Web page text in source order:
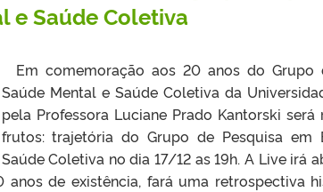
e Saúde Coletiva
Em comemoração aos 20 anos do Grupo
Saúde Mental e Saúde Coletiva da
pela Professora Luciane Prado Kantorski
frutos: trajetória do Grupo de Pesquisa em
Saúde Coletiva no dia 17/12 as 19h. A Live irá
anos de existência, fará uma retrospectiva